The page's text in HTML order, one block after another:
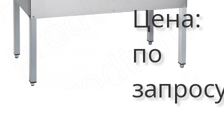
Цена:
по